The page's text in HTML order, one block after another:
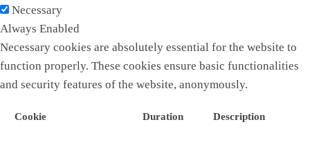
Necessary
Always Enabled
Necessary cookies are absolutely essential for the website to
function properly. These cookies ensure basic functionalities
and security features of the website, anonymously.
Cookie Duration Description